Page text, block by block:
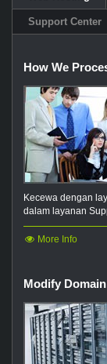
Support Center
How We
Kecewa dengan
dalam layanan
More Info
Modify Domain